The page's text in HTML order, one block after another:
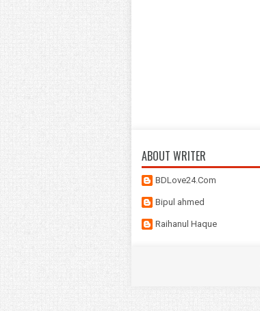
ABOUT WRITER
BDLove24.Com
Bipul ahmed
Raihanul Haque